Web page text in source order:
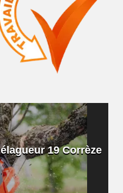
élagueur 19 Corrèze